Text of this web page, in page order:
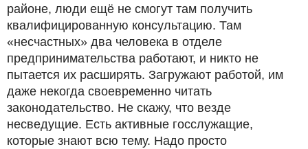
районе, люди ещё не смогут там получить
квалифицированную консультацию. Там
«несчастных» два человека в отделе
предпринимательства работают, и никто не
пытается их расширять. Загружают работой, им
даже некогда своевременно читать
законодательство. Не скажу, что везде
несведущие. Есть активные госслужащие,
которые знают всю тему. Надо просто